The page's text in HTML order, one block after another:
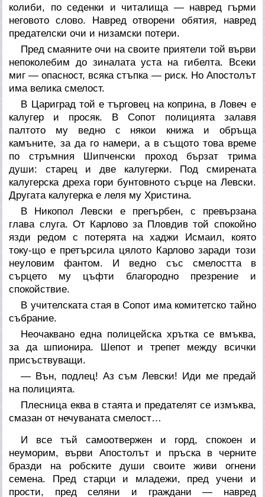
колиби, по седенки и читалища — навред гърми
неговото слово. Навред отворени обятия, навред
предателски очи и низамски потери.
Пред смаяните очи на своите приятели той върви
непоколебим до зиналата уста на гибелта. Всеки
миг — опасност, всяка стъпка — риск. Но Апостолът
има велика смелост.
В Цариград той е търговец на коприна, в Ловеч е
калугер и просяк. В Сопот полицията залавя
палтото му ведно с някои книжа и обръща
камъните, за да го намери, а в същото това време
по стръмния Шипченски проход бързат трима
души: старец и две калугерки. Под смирената
калугерска дреха гори бунтовното сърце на Левски.
Другата калугерка е леля му Христина.
В Никопол Левски е прегърбен, с превързана
глава слуга. От Карлово за Пловдив той спокойно
язди редом с потерята на хаджи Исмаил, която
току-що е претърсила цялото Карлово заради този
неуловим фантом. И ведно със смелостта в
сърцето му цъфти благородно презрение и
спокойствие.
В учителската стая в Сопот има комитетско тайно
събрание.
Неочаквано една полицейска хрътка се вмъква,
за да шпионира. Шепот и трепет между всички
присъствуващи.
— Вън, подлец! Аз съм Левски! Иди ме предай
на полицията.
Плесница еква в стаята и предателят се измъква,
смазан от нечуваната смелост…
И все тъй самоотвержен и горд, спокоен и
неуморим, върви Апостолът и пръска в черните
бразди на робските души своите живи огнени
семена. Пред старци и младежи, пред учени и
прости, пред селяни и граждани — навред